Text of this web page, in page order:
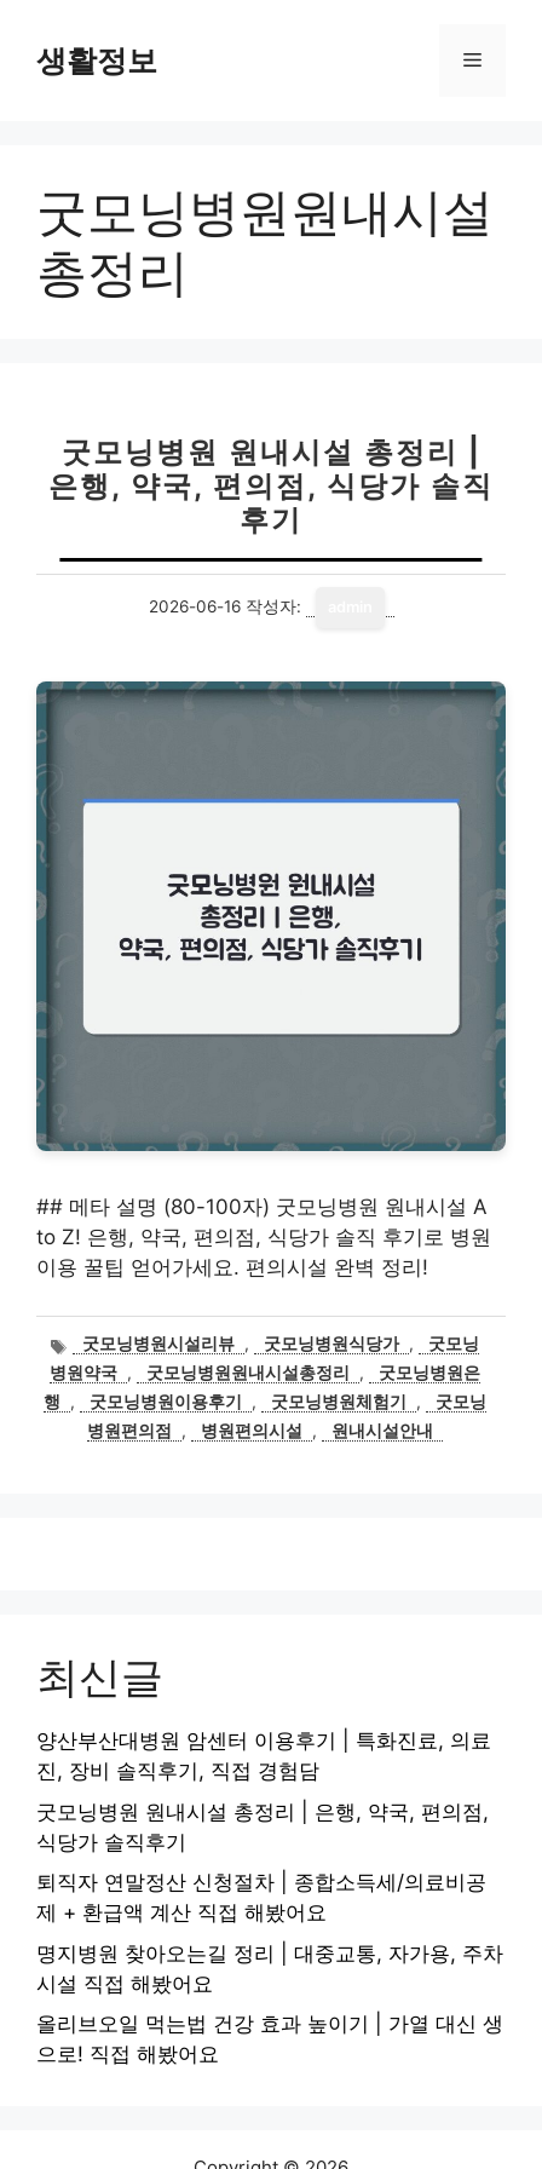
생활정보 메
굿모닝병원원내시설
총정리
굿모닝병원 원내시설 총정리 |
은행, 약국, 편의점, 식당가 솔직
후기
2026-06-16 작성자:
## 메타 설명 (80-100자) 굿모닝병원 원내시설 A
to Z! 은행, 약국, 편의점, 식당가 솔직 후기로 병원
이용 꿀팁 얻어가세요. 편의시설 완벽 정리!
태
그
굿모닝병원시설리뷰 , 굿모닝병원식당가 ,
굿모닝
병원약국 , 굿모닝병원원내시설총정리 ,
굿모닝병원은
행
, 굿모닝병원이용후기 , 굿모닝병원체험기 ,
굿모닝
병원편의점
, 병원편의시설 , 원내시설안내
최신글
양산부산대병원 암센터 이용후기 | 특화진료, 의료
진, 장비 솔직후기, 직접 경험담
굿모닝병원 원내시설 총정리 | 은행, 약국, 편의점,
식당가 솔직후기
퇴직자 연말정산 신청절차 | 종합소득세/의료비공
제 + 환급액 계산 직접 해봤어요
명지병원 찾아오는길 정리 | 대중교통, 자가용, 주차
시설 직접 해봤어요
올리브오일 먹는법 건강 효과 높이기 | 가열 대신 생
으로! 직접 해봤어요